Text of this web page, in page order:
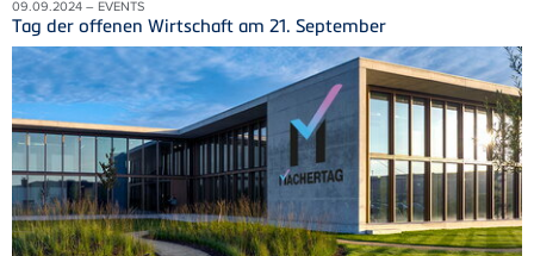
09.09.2024 – EVENTS
Tag der offenen Wirtschaft am 21. September